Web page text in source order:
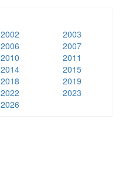
2002
2003
2006
2007
2010
2011
2014
2015
2018
2019
2022
2023
2026